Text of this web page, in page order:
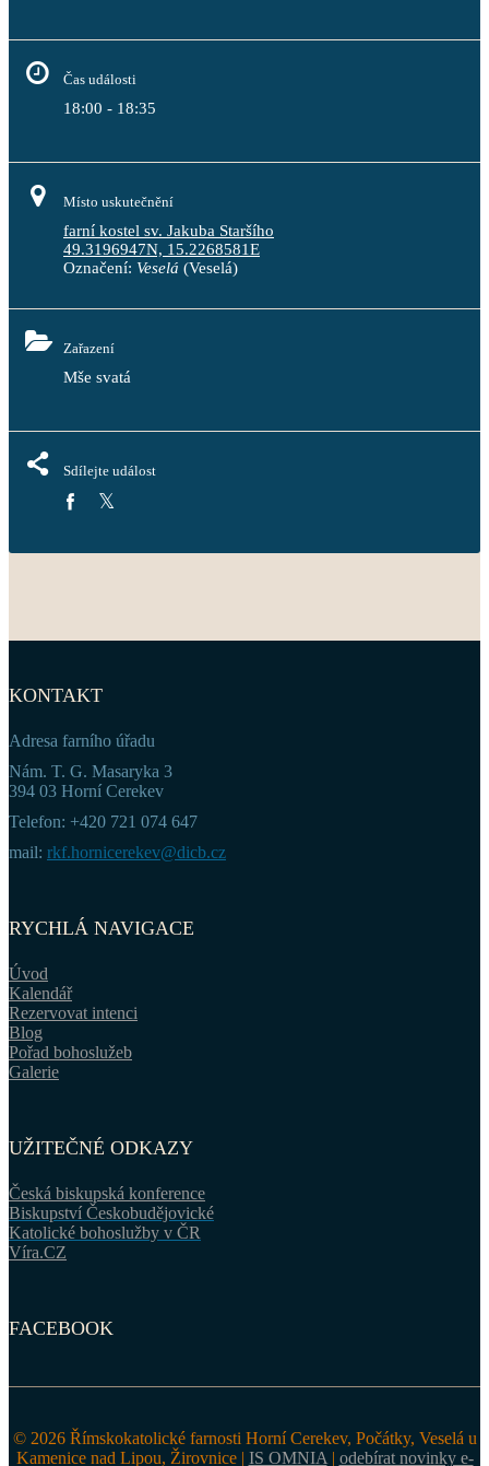
Čas události
18:00 - 18:35
Místo uskutečnění
farní kostel sv. Jakuba Staršího
49.3196947N, 15.2268581E
Označení: Veselá (Veselá)
Zařazení
Mše svatá
Sdílejte událost
KONTAKT
Adresa farního úřadu
Nám. T. G. Masaryka 3
394 03 Horní Cerekev
Telefon: +420 721 074 647
mail: rkf.hornicerekev@dicb.cz
RYCHLÁ NAVIGACE
Úvod
Kalendář
Rezervovat intenci
Blog
Pořad bohoslužeb
Galerie
UŽITEČNÉ ODKAZY
Česká biskupská konference
Biskupství Českobudějovické
Katolické bohoslužby v ČR
Víra.CZ
FACEBOOK
© 2026 Římskokatolické farnosti Horní Cerekev, Počátky, Veselá u
Kamenice nad Lipou, Žirovnice | IS OMNIA | odebírat novinky e-